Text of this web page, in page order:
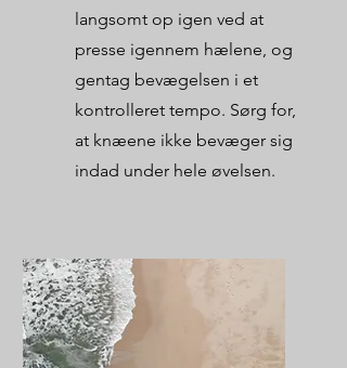
langsomt op igen ved at
presse igennem hælene, og
gentag bevægelsen i et
kontrolleret tempo. Sørg for,
at knæene ikke bevæger sig
indad under hele øvelsen.